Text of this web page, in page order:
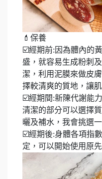
💄保養
☑️經期前:因為體內的
盛，就容易生成粉刺
潔，利用泥膜來做皮
擇較清爽的質地，讓
☑️經期間:新陳代謝能
清潔的部分可以選擇
曬及補水，我會挑選
☑️經期後:身體各項指
定，可以開始使用原